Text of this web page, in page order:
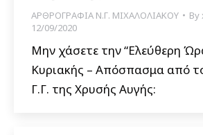
ΑΡΘΡΟΓΡΑΦΙΑ Ν.Γ. ΜΙΧΑΛΟΛΙΑΚΟΥ By
12/09/2020
Μην χάσετε την “Ελεύθερη
Κυριακής – Απόσπασμα από
Γ.Γ. της Χρυσής Αυγής: